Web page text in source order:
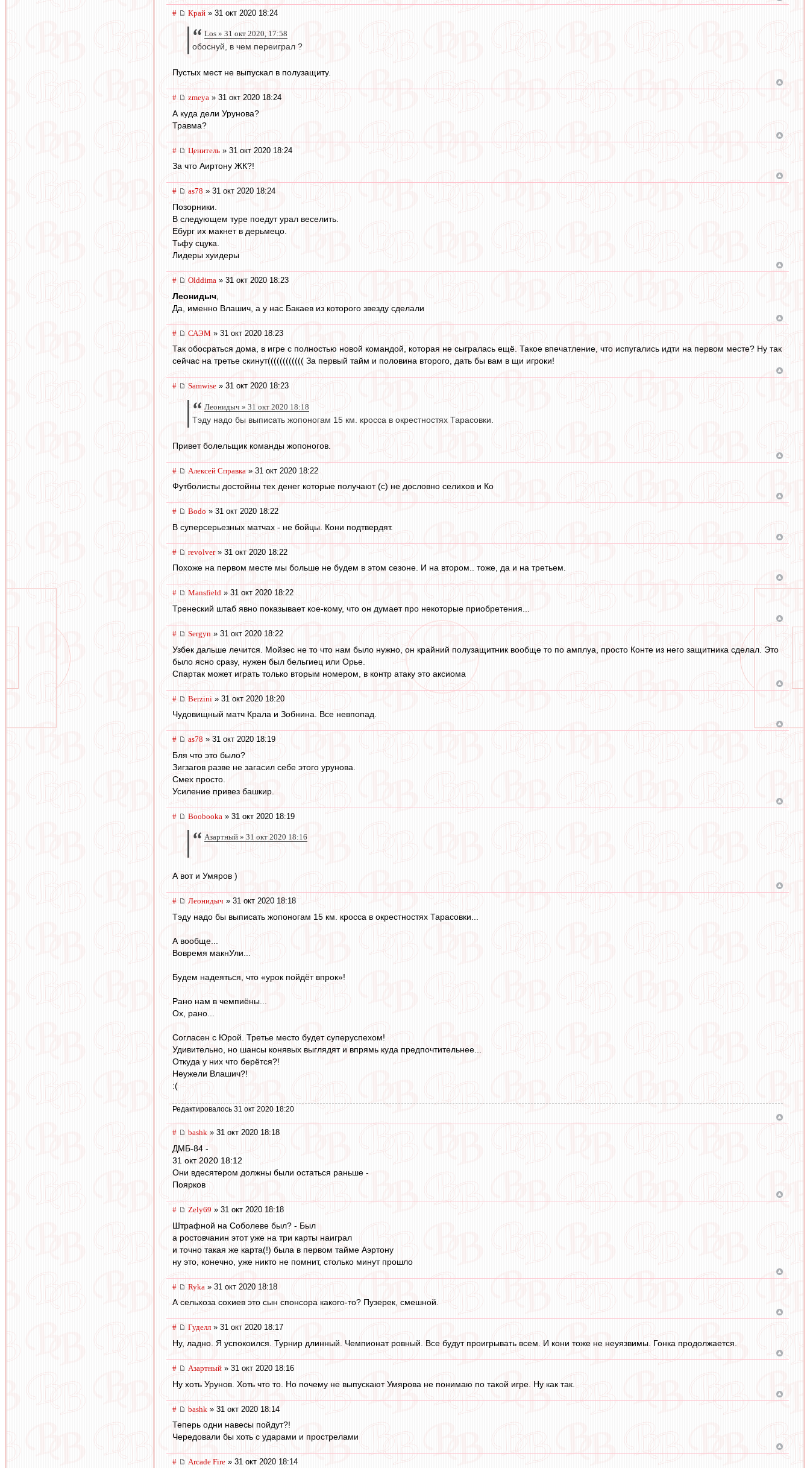
# Край » 31 окт 2020 18:24
Los » 31 окт 2020, 17:58
обоснуй, в чем переиграл ?
Пустых мест не выпускал в полузащиту.
# zmeya » 31 окт 2020 18:24
А куда дели Урунова?
Травма?
# Ценитель » 31 окт 2020 18:24
За что Аиртону ЖК?!
# as78 » 31 окт 2020 18:24
Позорники.
В следующем туре поедут урал веселить.
Ебург их макнет в дерьмецо.
Тьфу сцука.
Лидеры хуидеры
# Olddima » 31 окт 2020 18:23
Леонидыч
Да, именно Влашич, а у нас Бакаев из которого звезду сделали
# САЭМ » 31 окт 2020 18:23
Так обосраться дома, в игре с полностью новой командой, которая не сыгралась ещё. Такое впечатление, что испугались идти на первом месте? Ну так
сейчас на третье скинут(((((((((((( За первый тайм и половина второго, дать бы вам в щи игроки!
# Samwise » 31 окт 2020 18:23
Леонидыч » 31 окт 2020 18:18
Тэду надо бы выписать жопоногам 15 км. кросса в окрестностях Тарасовки.
Привет болельщик команды жопоногов.
# Алексей Справка » 31 окт 2020 18:22
Футболисты достойны тех денег которые получают (с) не дословно селихов и Ко
# Bodo » 31 окт 2020 18:22
В суперсерьезных матчах - не бойцы. Кони подтвердят.
# revolver» 31 окт 2020 18:22
Похоже на первом месте мы больше не будем в этом сезоне. И на втором.. тоже, да и на третьем.
# Mansfield » 31 окт 2020 18:22
Тренеский штаб явно показывает кое-кому, что он думает про некоторые приобретения...
# Sergyn » 31 окт 2020 18:22
Узбек дальше лечится. Мойзес не то что нам было нужно, он крайний полузащитник вообще то по амплуа, просто Конте из него защитника сделал. Это
было ясно сразу, нужен был бельгиец или Орье.
Спартак может играть только вторым номером, в контр атаку это аксиома
# Berzini » 31 окт 2020 18:20
Чудовищный матч Крала и Зобнина. Все невпопад.
# as78 » 31 окт 2020 18:19
Бля что это было?
Зигзагов разве не загасил себе этого урунова.
Смех просто.
Усиление привез башкир.
# Boobooka » 31 окт 2020 18:19
Азартный » 31 окт 2020 18:16
А вот и Умяров )
# Леонидыч » 31 окт 2020 18:18
Тэду надо бы выписать жопоногам 15 км. кросса в окрестностях Тарасовки...
А вообще...
Вовремя макнУли...
Будем надеяться, что «урок пойдёт впрок»!
Рано нам в чемпиёны...
Ох, рано...
Согласен с Юрой. Третье место будет суперуспехом!
Удивительно, но шансы конявых выглядят и впрямь куда предпочтительнее...
Откуда у них что берётся?!
Неужели Влашич?!
:(
Редактировалось 31 окт 2020 18:20
# bashk » 31 окт 2020 18:18
ДМБ-84 -
31 окт 2020 18:12
Они вдесятером должны были остаться раньше -
Поярков
# Zely69 » 31 окт 2020 18:18
Штрафной на Соболеве был? - Был
а ростовчанин этот уже на три карты наиграл
и точно такая же карта(!) была в первом тайме Аэртону
ну это, конечно, уже никто не помнит, столько минут прошло
# Ryka » 31 окт 2020 18:18
А сельхоза сохиев это сын спонсора какого-то? Пузерек, смешной.
# Гуделл » 31 окт 2020 18:17
Ну, ладно. Я успокоился. Турнир длинный. Чемпионат ровный. Все будут проигрывать всем. И кони тоже не неуязвимы. Гонка продолжается.
# Азартный » 31 окт 2020 18:16
Ну хоть Урунов. Хоть что то. Но почему не выпускают Умярова не понимаю по такой игре. Ну как так.
# bashk » 31 окт 2020 18:14
Теперь одни навесы пойдут?!
Чередовали бы хоть с ударами и прострелами
# Arcade Fire » 31 окт 2020 18:14